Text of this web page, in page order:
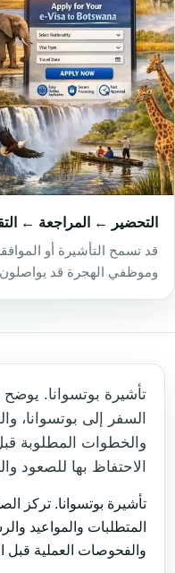
التحضير ← المراجعة ←
قد تسمح التأشيرة أو
وموظفي الهجرة قد
تأشيرة بوتسوانا.
السفر إلى بوتسوانا،
والخطوات المطلوبة قبل
الاحتفاظ بها للصعود
تأشيرة بوتسوانا. تركز
المتطلبات والمواعيد
والفحوصات العملية قبل